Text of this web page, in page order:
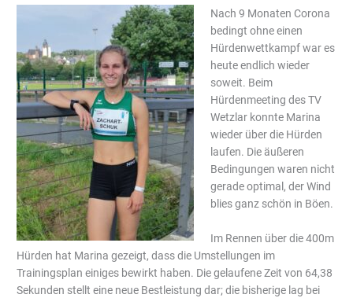
Nach 9 Monaten Corona
bedingt ohne einen
Hürdenwettkampf war es
heute endlich wieder
soweit. Beim
Hürdenmeeting des TV
Wetzlar konnte Marina
wieder über die Hürden
laufen. Die äußeren
Bedingungen waren nicht
gerade optimal, der Wind
blies ganz schön in Böen.
Im Rennen über die 400m
Hürden hat Marina gezeigt, dass die Umstellungen im
Trainingsplan einiges bewirkt haben. Die gelaufene Zeit von 64,38
Sekunden stellt eine neue Bestleistung dar; die bisherige lag bei